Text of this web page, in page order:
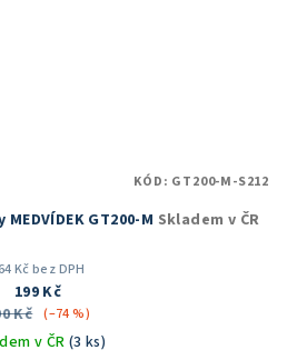
GT200-M Skladem v ČR
Kč bez DPH
199 Kč
Kč (–74 %)
v ČR (3 ks)
KÓD: GT200-M-S212